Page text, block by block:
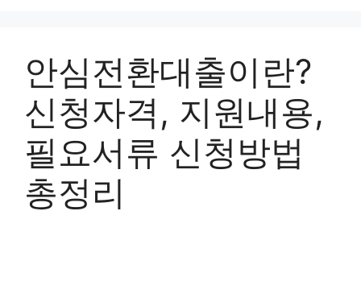
안심전환대출이란?
신청자격, 지원내용,
필요서류 신청방법
총정리